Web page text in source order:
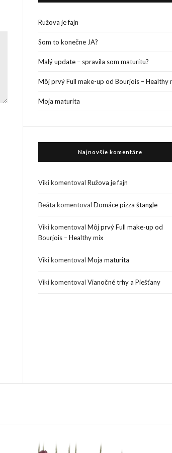
Ružova je fajn
Som to konečne JA?
Malý update – spravila som maturitu?
Môj prvý Full make-up od Bourjois – Healthy
Moja maturita
Najnovšie komentáre
VikikomentovalRužova je fajn
Beáta komentovalDomáce pizza štangle
VikikomentovalMôj prvý Full make-up od
Bourjois – Healthy mix
VikikomentovalMoja maturita
VikikomentovalVianočné trhy a Piešťany